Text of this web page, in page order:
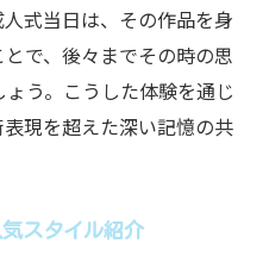
式当日は、その作品を身
で、後々までその時の思
う。こうした体験を通じ
現を超えた深い記憶の共
スタイル紹介